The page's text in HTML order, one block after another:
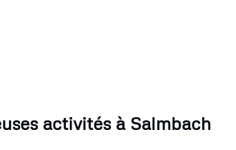
activités à Salmbach